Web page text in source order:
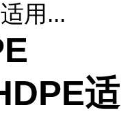
用...
适